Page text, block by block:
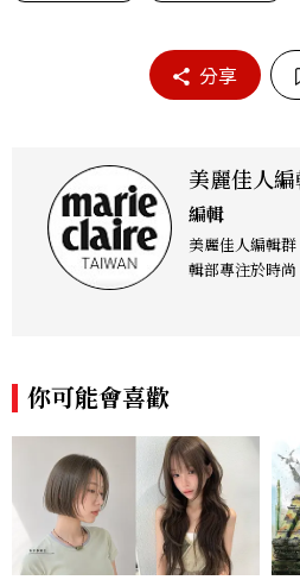
分享
美麗佳人
編輯
美麗佳人編輯群 《Marie Claire》雜誌編
輯部專注於時尚
度的內容。 《Marie Claire》始終以敏銳
視角與編輯直
貌與生活品味
你可能會喜歡